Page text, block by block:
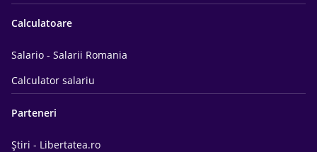
Calculatoare
Salario - Salarii Romania
Calculator salariu
Parteneri
Știri - Libertatea.ro